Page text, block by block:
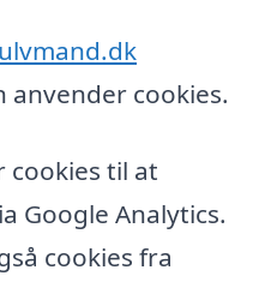
anvender cookies.
cookies til at
Google Analytics.
cookies fra